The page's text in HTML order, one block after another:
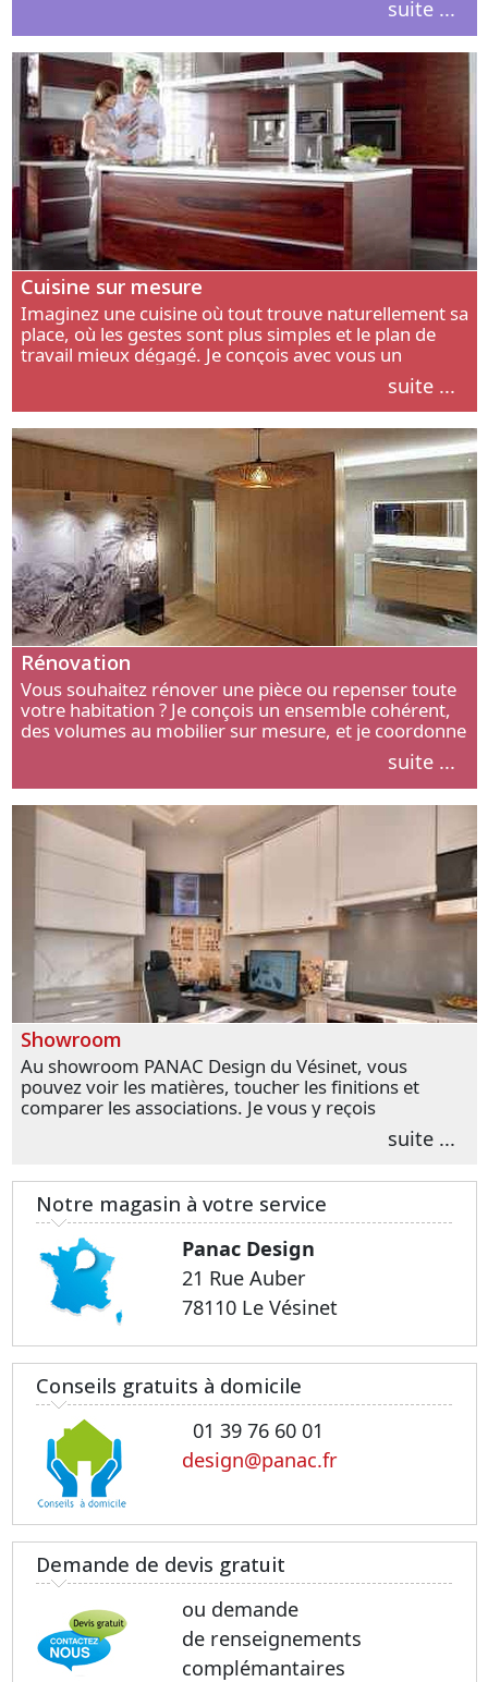
suite ...
Cuisine sur mesure
Imaginez une cuisine où tout trouve naturellement sa
place, où les gestes sont plus simples et le plan de
travail mieux dégagé. Je conçois avec vous un
aménagement adapté à votre manière de cuisiner, de
suite ...
Rénovation
Vous souhaitez rénover une pièce ou repenser toute
votre habitation ? Je conçois un ensemble cohérent,
des volumes au mobilier sur mesure, et je coordonne
suite ...
Showroom
Au showroom PANAC Design du Vésinet, vous
pouvez voir les matières, toucher les finitions et
comparer les associations. Je vous y reçois
personnellement pour parler de votre projet et
transformer vos premières idées en choix plussuite ...
Notre magasin à votre service
Panac Design
21 Rue Auber
78110 Le Vésinet
Conseils gratuits à domicile
01 39 76 60 01
design@panac.fr
Demande de devis gratuit
ou demande
de renseignements
complémantaires